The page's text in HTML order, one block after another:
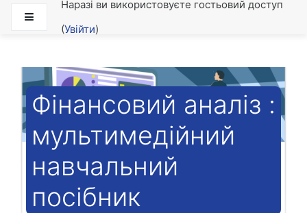
Перейти до головного вмісту
Наразі ви використовуєте гостьовий доступ
(Увійти)
Фінансовий аналіз :
мультимедійний
навчальний
посібник